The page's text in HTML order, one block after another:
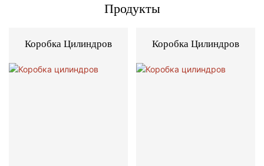
Продукты
Коробка Цилиндров Коробка Цилиндров